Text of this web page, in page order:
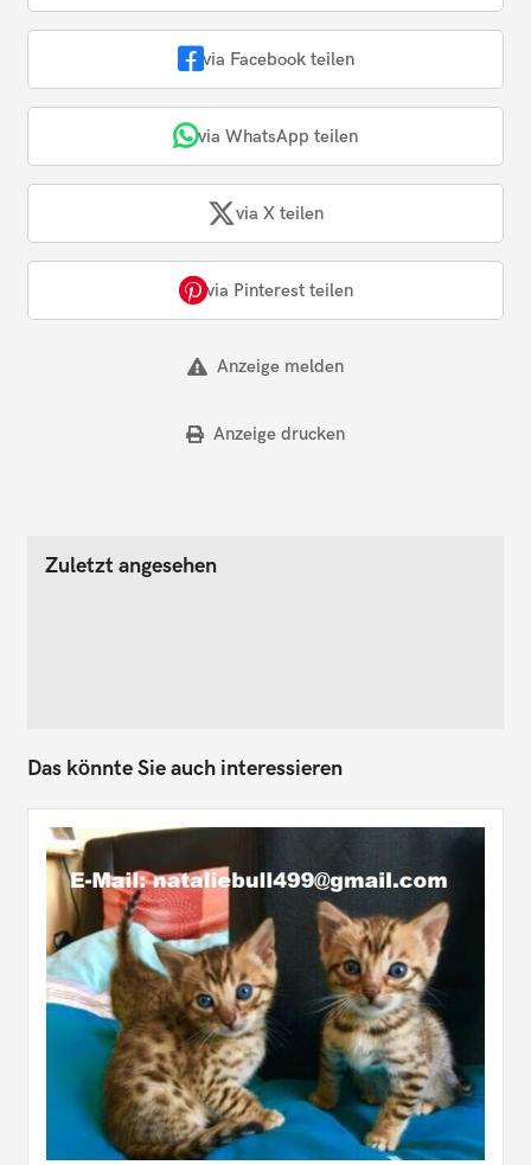
via Facebook teilen
via WhatsApp teilen
via X teilen
via Pinterest teilen
Anzeige melden
Anzeige drucken
Zuletzt angesehen
Das könnte Sie auch interessieren